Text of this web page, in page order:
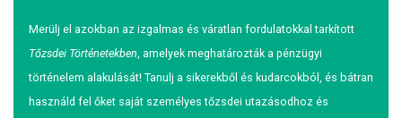
Merülj el azokban az izgalmas és váratlan fordulatokkal tarkított
Tőzsdei Történetekben, amelyek meghatározták a pénzügyi
történelem alakulását! Tanulj a sikerekből és kudarcokból, és bátran
használd fel őket saját személyes tőzsdei utazásodhoz és